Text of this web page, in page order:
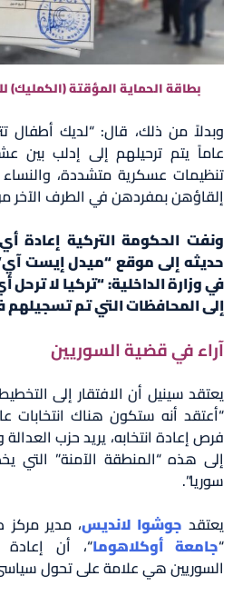
بطاقة الحماية المؤقتة (الكمليك)
عاماً يتم ترحيلهم إلى إدلب بين
تنظيمات عسكرية متشددة،
إلقاؤهن بمفردهن في الطرف الآخر من
ونفت الحكومة التركية
حديثه إلى موقع “ميدل إيست
في وزارة الداخلية: “تركيا لا
إلى المحافظات التي تم تسجيلهم
آراء في قضية السوريين
يعتقد سينيل أن الافتقار إلى
“أعتقد أنه ستكون هناك انتخابات
فرص إعادة انتخابه، يريد حزب
إلى هذه “المنطقة الآمنة” التي
سوريا”.
يعتقد جوشوا لانديس، مدير
“جامعة أوكلاهوما“، أن إعادة
السوريين هي علامة على تحول